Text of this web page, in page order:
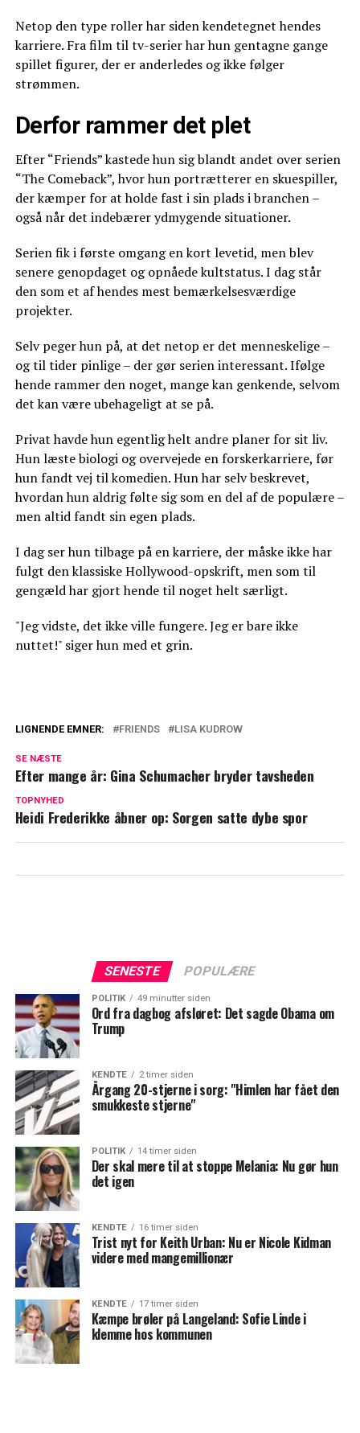
Netop den type roller har siden kendetegnet hendes
karriere. Fra film til tv-serier har hun gentagne gange
spillet figurer, der er anderledes og ikke følger
strømmen.
Derfor rammer det plet
Efter “Friends” kastede hun sig blandt andet over serien
“The Comeback”, hvor hun portrætterer en skuespiller,
der kæmper for at holde fast i sin plads i branchen –
også når det indebærer ydmygende situationer.
Serien fik i første omgang en kort levetid, men blev
senere genopdaget og opnåede kultstatus. I dag står
den som et af hendes mest bemærkelsesværdige
projekter.
Selv peger hun på, at det netop er det menneskelige –
og til tider pinlige – der gør serien interessant. Ifølge
hende rammer den noget, mange kan genkende, selvom
det kan være ubehageligt at se på.
Privat havde hun egentlig helt andre planer for sit liv.
Hun læste biologi og overvejede en forskerkarriere, før
hun fandt vej til komedien. Hun har selv beskrevet,
hvordan hun aldrig følte sig som en del af de populære –
men altid fandt sin egen plads.
I dag ser hun tilbage på en karriere, der måske ikke har
fulgt den klassiske Hollywood-opskrift, men som til
gengæld har gjort hende til noget helt særligt.
"Jeg vidste, det ikke ville fungere. Jeg er bare ikke
nuttet!" siger hun med et grin.
Erklærer sig skyldig
fået en markering
LIGNENDE EMNER: FRIENDS LISA KUDROW
SE NÆSTE
Efter mange år: Gina Schumacher bryder tavsheden
TOPNYHED
Heidi Frederikke åbner op: Sorgen satte dybe spor
SENESTE POPULÆRE
POLITIK 49 minutter siden
Ord fra dagbog afsløret: Det sagde Obama om
Trump
KENDTE 2 timer siden
Årgang 20-stjerne i sorg: "Himlen har fået den
smukkeste stjerne"
POLITIK 14 timer siden
Der skal mere til at stoppe Melania: Nu gør hun
det igen
KENDTE 16 timer siden
Trist nyt for Keith Urban: Nu er Nicole Kidman
videre med mangemillionær
KENDTE 17 timer siden
Kæmpe brøler på Langeland: Sofie Linde i
klemme hos kommunen